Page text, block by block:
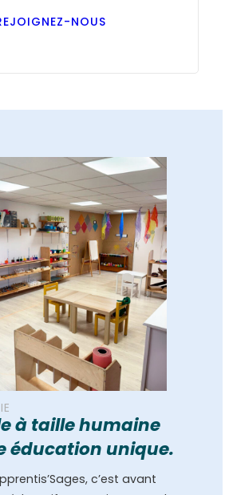
NOUS
à taille humaine
éducation unique.
c’est avant